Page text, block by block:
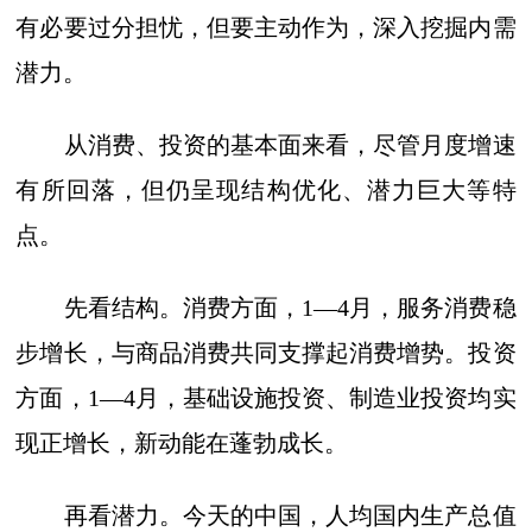
有必要过分担忧，但要主动作为，深入挖掘内需
潜力。
从消费、投资的基本面来看，尽管月度增速
有所回落，但仍呈现结构优化、潜力巨大等特
点。
先看结构。消费方面，1—4月，服务消费稳
步增长，与商品消费共同支撑起消费增势。投资
方面，1—4月，基础设施投资、制造业投资均实
现正增长，新动能在蓬勃成长。
再看潜力。今天的中国，人均国内生产总值